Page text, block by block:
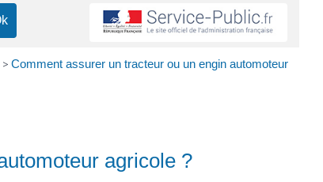
> Comment assurer un tracteur ou un engin automoteur
agricole ?